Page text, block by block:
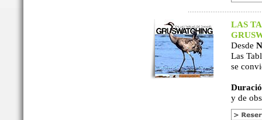
LAS
Desde
Las
se
y de